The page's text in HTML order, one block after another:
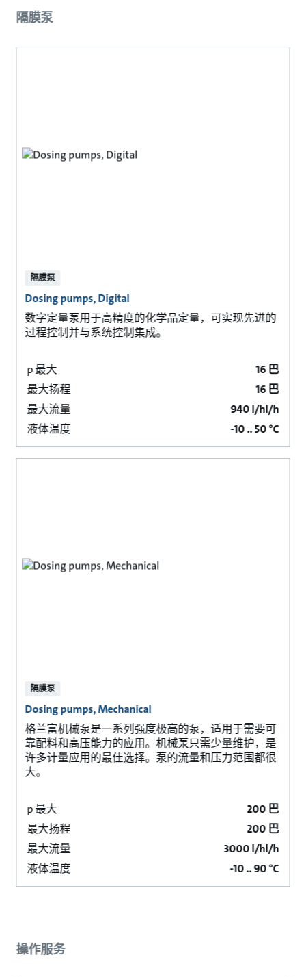
隔膜泵
隔膜泵
Dosing pumps, Digital
数字定量泵用于高精度的化学品定量，可实现先进的
过程控制并与系统控制集成。
p 最大
16 巴
最大扬程
16 巴
最大流量
940 l/hl/h
液体温度
-10 .. 50 °C
隔膜泵
Dosing pumps, Mechanical
格兰富机械泵是一系列强度极高的泵，适用于需要可
靠配料和高压能力的应用。机械泵只需少量维护，是
许多计量应用的最佳选择。泵的流量和压力范围都很
大。
p 最大
200 巴
最大扬程
200 巴
最大流量
3000 l/hl/h
液体温度
-10 .. 90 °C
操作服务